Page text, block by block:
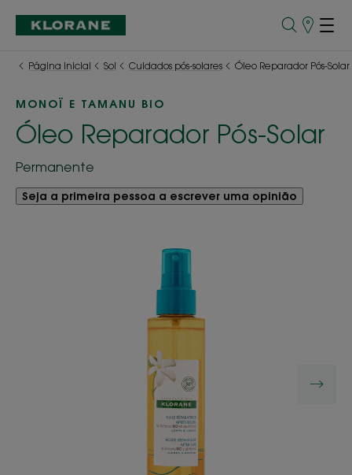
Pontos
Página inicial
Sol Cuidados pós-solares Óleo Reparador Pós-Solar
MONOÏ E TAMANU BIO
Óleo Reparador Pós-Solar
Permanente
Seja a primeira pessoa a escrever uma opinião